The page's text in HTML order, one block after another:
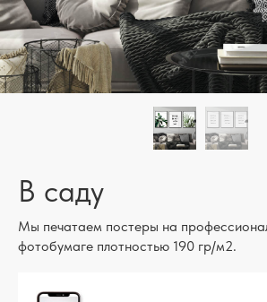
В саду
Мы печатаем постеры на
фотобумаге плотностью 190 гр/м2.